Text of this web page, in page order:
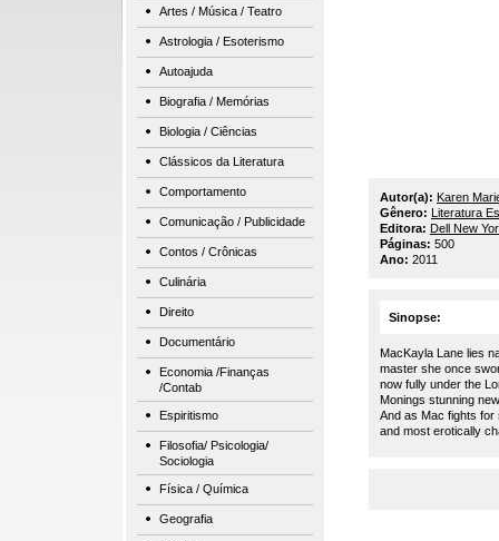
Artes / Música / Teatro
Astrologia / Esoterismo
Autoajuda
Biografia / Memórias
Biologia / Ciências
Clássicos da Literatura
Comportamento
Comunicação / Publicidade
Contos / Crônicas
Culinária
Direito
Documentário
Economia /Finanças
/Contab
Espiritismo
Filosofia/ Psicologia/
Sociologia
Física / Química
Geografia
Autor(a): Karen
Gênero: Literatura
Editora: Dell New
Páginas: 500
Ano: 2011
Sinopse:
MacKayla Lane lies
master she once
now fully under the
Monings stunning
And as Mac fights
and most erotically